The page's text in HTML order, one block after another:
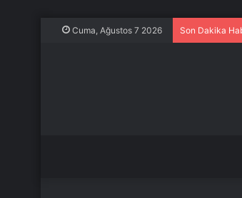
Cuma, Ağustos 7 2026 Son Dakika